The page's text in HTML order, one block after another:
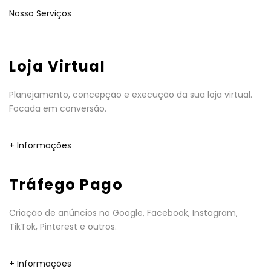
Nosso Serviços
Loja Virtual
Planejamento, concepção e execução da sua loja virtual.
Focada em conversão.
+ Informações
Tráfego Pago
Criação de anúncios no Google, Facebook, Instagram,
TikTok, Pinterest e outros.
+ Informações